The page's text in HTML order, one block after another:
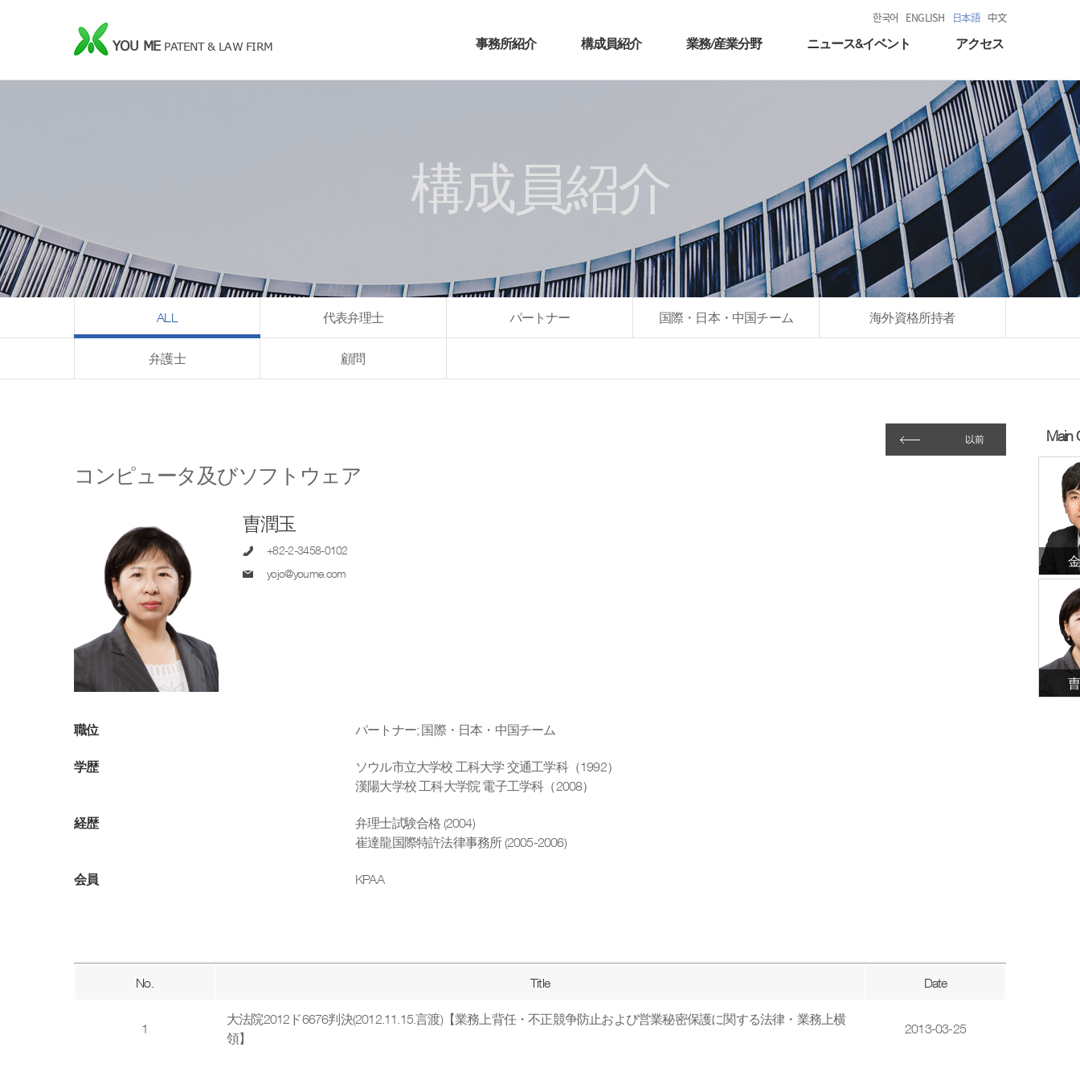
YOU ME PATENT & LAW FIRM
한국어 ENGLISH 日本語 中文
事務所紹介
構成員紹介 業務/産業分野 ニュース&イベント アクセス
構成員紹介
ALL 代表弁理士 パートナー 国際・日本・中国チーム 海外資格所持者
弁護士 顧問
コンピュータ及びソフトウェア
曺潤玉
+82-2-3458-0102
yojo@youme.com
職位 パートナー; 国際・日本・中国チーム
学歴
ソウル市立大学校 工科大学 交通工学科（1992）
漢陽大学校 工科大学院 電子工学科（2008）
経歴
弁理士試験合格 (2004)
崔達龍国際特許法律事務所 (2005-2006)
会員 KPAA
以前 Main
No. Title Date
1
大法院2012ド6676判決(2012.11.15.言渡)【業務上背任・不正競争防止および営業秘密保護に関する法律・業務上横
領】
2013-03-25